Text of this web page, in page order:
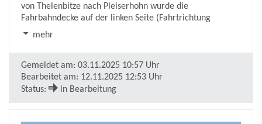
von Thelenbitze nach Pleiserhohn wurde die
Fahrbahndecke auf der linken Seite (Fahrtrichtung
Thelenbitze ) auf ca. 100 m ab dem Orstausgangsschild
Haus Nr.27 ein Teil der Fahrbahndecke neben dem
Kabelschacht abgeplatz, der nicht wieder Instandgesetzt
wurde.
mehr
Gemeldet am: 03.11.2025 10:57 Uhr
Bearbeitet am: 12.11.2025 12:53 Uhr
Status:
in Bearbeitung